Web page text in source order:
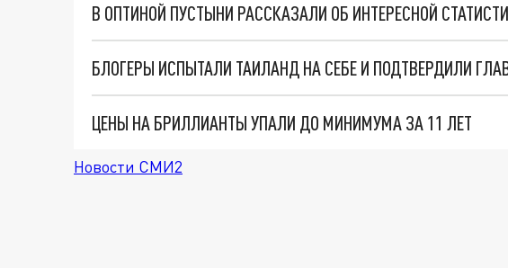
В ОПТИНОЙ ПУСТЫНИ РАССКАЗАЛИ ОБ ИНТЕРЕСНОЙ
БЛОГЕРЫ ИСПЫТАЛИ ТАИЛАНД НА СЕБЕ И ПОДТВЕРДИЛИ
ЦЕНЫ НА БРИЛЛИАНТЫ УПАЛИ ДО МИНИМУМА ЗА 11 ЛЕТ
Новости СМИ2